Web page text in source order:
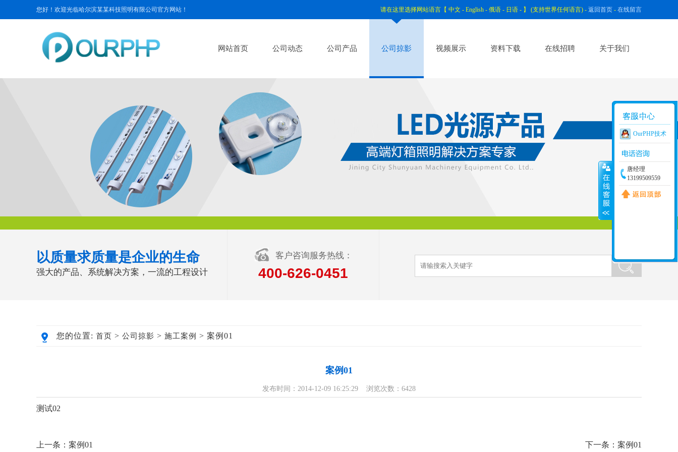
您好！欢迎光临哈尔滨某某科技照明有限公司官方网站！ 请在这里选择网站语言【 中文 - English - 俄语 - 日语 - 】 (支持世界任何语言) - 返回首页 - 在线留言
网站首页 公司动态 公司产品 公司掠影 视频展示 资料下载 在线招聘 关于我们
以质量求质量是企业的生命
强大的产品、系统解决方案，一流的工程设计
客户咨询服务热线：
400-626-0451
您的位置: 首页 > 公司掠影 > 施工案例 > 案例01
案例01
发布时间：2014-12-09 16:25:29 浏览次数：6428
测试02
上一条： 案例01 下一条： 案例01
OurPHP技术
唐经理
13199509559